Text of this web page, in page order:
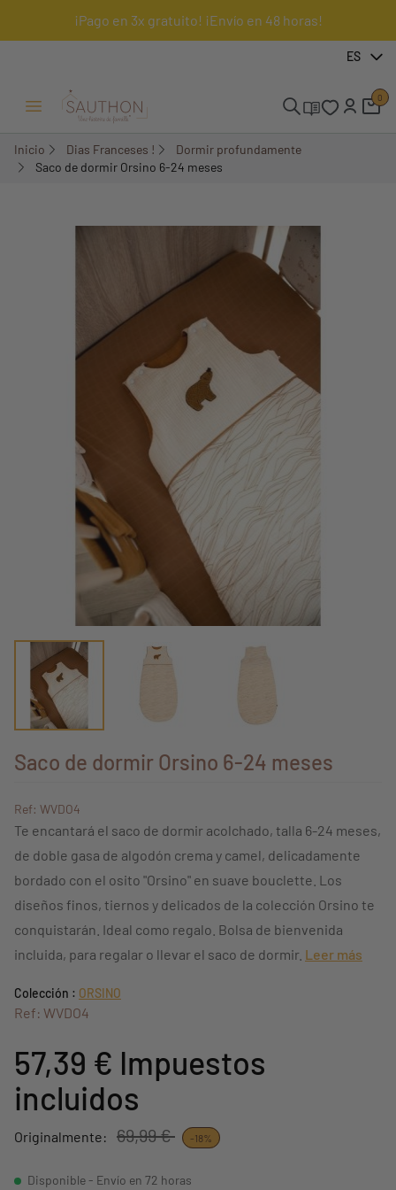
¡Pago en 3x gratuito! ¡Envío en 48 horas!
ES
Menú Abrir/Cerrar
0
Inicio Dias Franceses !
Dormir profundamente
Saco de dormir Orsino 6-24 meses
Saco de dormir Orsino 6-24 meses
Ref: WVDO4
Te encantará el saco de dormir acolchado, talla 6-24 meses,
de doble gasa de algodón crema y camel, delicadamente
bordado con el osito "Orsino" en suave bouclette. Los
diseños finos, tiernos y delicados de la colección Orsino te
conquistarán. Ideal como regalo. Bolsa de bienvenida
incluida, para regalar o llevar el saco de dormir. Leer más
Colección : ORSINO
Ref: WVDO4
57,39 € Impuestos
incluidos
Originalmente: 69,99 € -18%
Disponible - Envío en 72 horas